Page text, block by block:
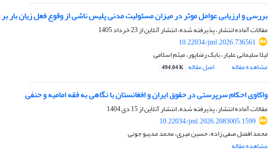
بررسی و ارزیابی عوامل موثر در میزان مسئولیت مدنی پلیس ناشی از وقوع فعل زیان بار
مقالات آماده انتشار، پذیرفته شده، انتشار آنلاین از23 خرداد 1405
10.22034/jml.2026.736561
لیلا سلیمانی علیار، بابک رضاپور، میثم اسلامی
مشاهده مقاله
اصل مقاله 494.04 K
واکاوی احکام سرپرستی در حقوق ایران و افغانستان با نگاهی به فقه امامیه و حنفی
مقالات آماده انتشار، پذیرفته شده، انتشار آنلاین از15 دی 1404
10.22034/jml.2026.2083005.1599
محمد افضل صفی زاده، حسین میری، محمد مدیبو جونی
مشاهده مقاله